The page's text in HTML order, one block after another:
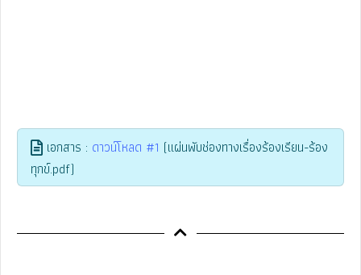
เอกสาร : ดาวน์โหลด #1 (แผ่นพับช่องทางเรื่องร้องเรียน-ร้อง
ทุกข์.pdf)